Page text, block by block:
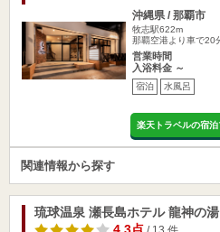
沖縄県 / 那覇市
牧志駅622m
那覇空港より車で
営業時間
入浴料金 ～
宿泊 水風呂
楽天トラベルの宿
関連情報から探す
琉球温泉 瀬長島ホテル 龍神の湯